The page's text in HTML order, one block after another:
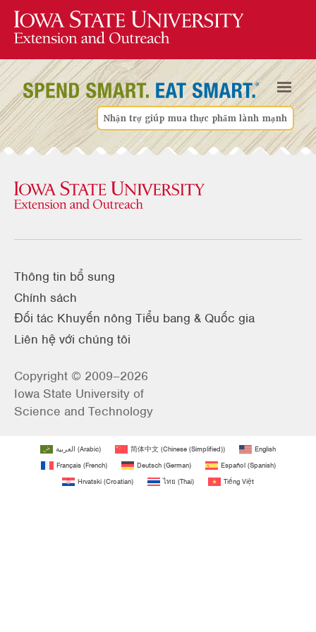
Nhận trợ giúp mua thực phẩm lành mạnh
Thông tin bổ sung
Chính sách
Đối tác Khuyến nông Tiểu bang & Quốc gia
Liên hệ với chúng tôi
Copyright © 2009–2026
Iowa State University of
Science and Technology
العربية (Arabic) 简体中文 (Chinese (Simplified))
English
Français(French) Deutsch(German) Español(Spanish)
Hrvatski (Croatian) ไทย (Thai) Tiếng Việt